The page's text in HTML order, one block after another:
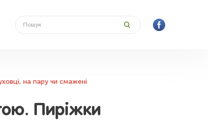
на пару чи смажені
Пиріжки